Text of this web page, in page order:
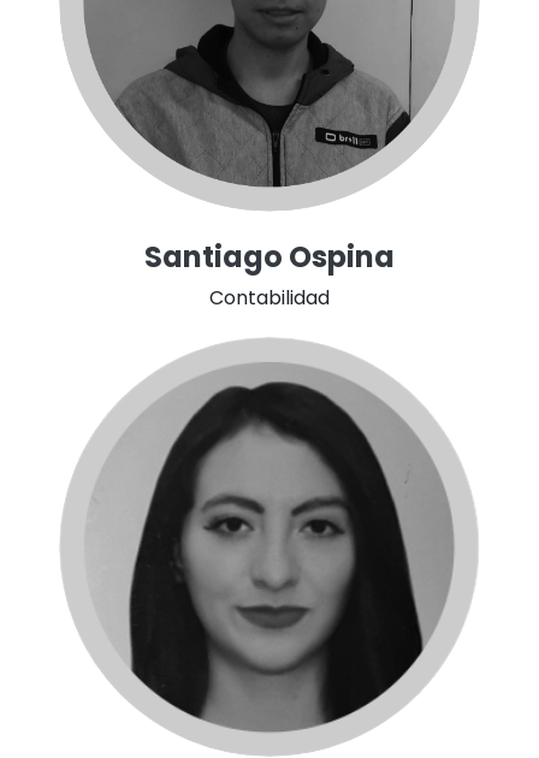
Santiago Ospina
Contabilidad